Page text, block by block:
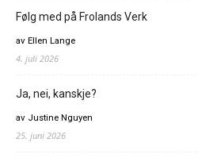
Følg med på Frolands Verk
av Ellen Lange
4. juli 2026
Ja, nei, kanskje?
av Justine Nguyen
25. juni 2026